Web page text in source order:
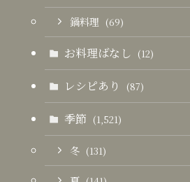
鍋料理 (69)
お料理ばなし (12)
レシピあり (87)
季節 (1,521)
冬 (131)